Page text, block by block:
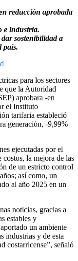
reducción aprobada
e industria.
sostenibilidad a
país.
para los sectores
que la Autoridad
aprobara -en
el Instituto
tarifaria estableció
generación, -9,99%
ejecutadas por el
la mejora de las
de un estricto control
así como, un
al año 2025 en un
noticias, gracias a
estables y
un ambiente
industrias y de esta
costarricense”, señaló